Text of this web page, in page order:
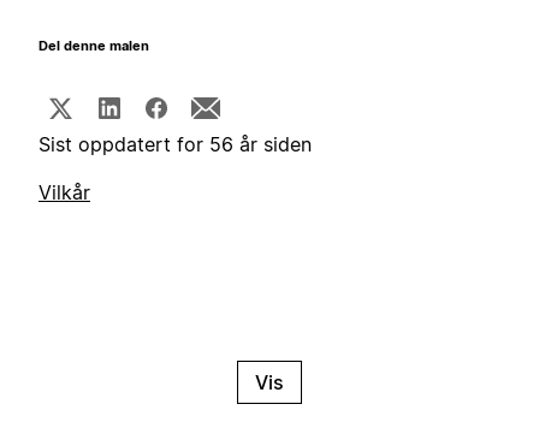
Del denne malen
Sist oppdatert for 56 år siden
Vilkår
Vis